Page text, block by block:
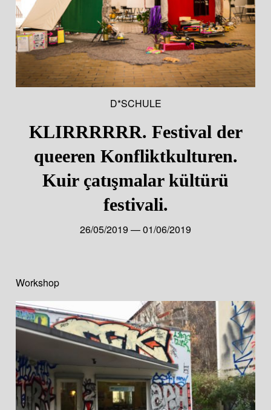
D*SCHULE
KLIRRRRRR. Festival der
queeren Konfliktkulturen.
Kuir çatışmalar kültürü
festivali.
26/05/2019 — 01/06/2019
Workshop